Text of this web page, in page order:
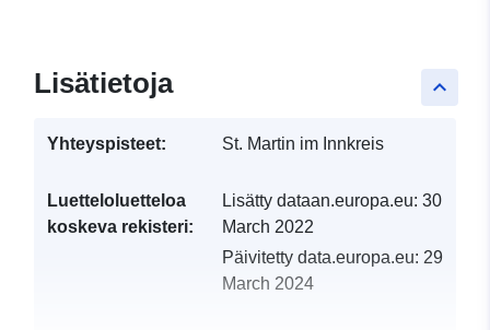
keyboard_arrow_up
Lisätietoja
Yhteyspisteet: St. Martin im Innkreis
Luetteloluetteloa
koskeva rekisteri:
Lisätty dataan.europa.eu: 30
March 2022
Päivitetty data.europa.eu: 29
March 2024